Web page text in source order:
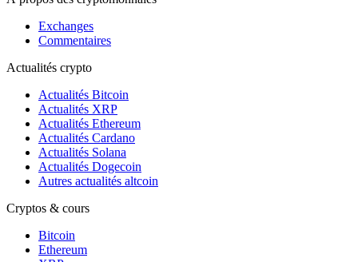
Exchanges
Commentaires
Actualités crypto
Actualités Bitcoin
Actualités XRP
Actualités Ethereum
Actualités Cardano
Actualités Solana
Actualités Dogecoin
Autres actualités altcoin
Cryptos & cours
Bitcoin
Ethereum